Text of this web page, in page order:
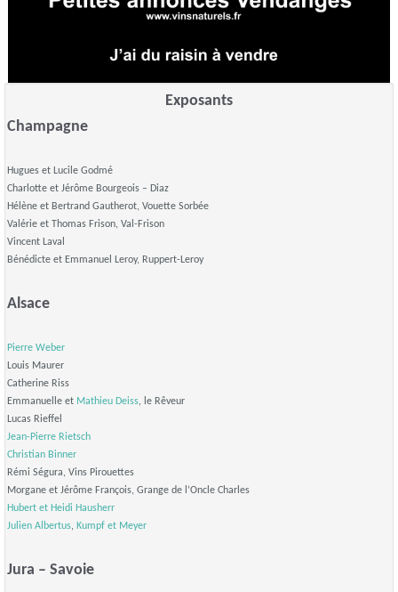
Exposants
Champagne
Hugues et Lucile Godmé
Charlotte et Jérôme Bourgeois – Diaz
Hélène et Bertrand Gautherot, Vouette Sorbée
Valérie et Thomas Frison, Val-Frison
Vincent Laval
Bénédicte et Emmanuel Leroy, Ruppert-Leroy
Alsace
Pierre Weber
Louis Maurer
Catherine Riss
Emmanuelle et Mathieu Deiss, le Rêveur
Lucas Rieffel
Jean-Pierre Rietsch
Christian Binner
Rémi Ségura, Vins Pirouettes
Morgane et Jérôme François, Grange de l’Oncle Charles
Hubert et Heidi Hausherr
Julien Albertus, Kumpf et Meyer
Jura – Savoie